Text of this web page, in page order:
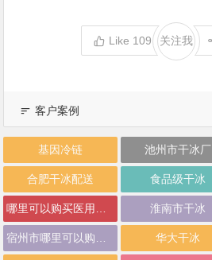
Like 109 关注我
客户案例
基因冷链 池州市干冰厂
合肥干冰配送 食品级干冰
哪里可以购买医用干冰 淮南市干冰
宿州市哪里可以购买干冰 华大干冰